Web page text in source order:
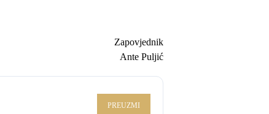
Zapovjednik
Ante Puljić
PREUZMI